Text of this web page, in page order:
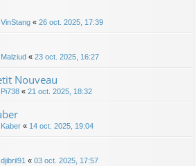
VinStang « 26 oct. 2025, 17:39
Malziud « 23 oct. 2025, 16:27
Nouveau
Pi738 « 21 oct. 2025, 18:32
Kaber « 14 oct. 2025, 19:04
djibril91 « 03 oct. 2025, 17:57